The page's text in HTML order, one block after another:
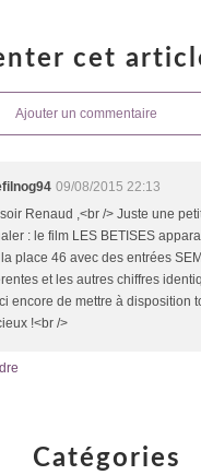
cet
Ajouter un commentaire
09/08/2015 22:13
Renaud ,<br /> Juste une
: le film LES BETISES
place 46 avec des entrées
et les autres chiffres
encore de mettre à disposition
!<br />
Catégories